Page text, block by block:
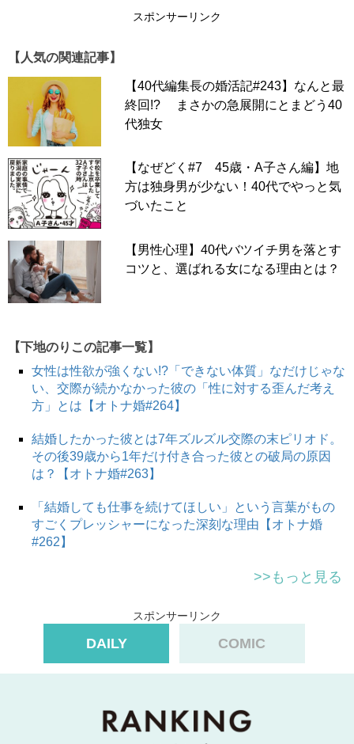
スポンサーリンク
【人気の関連記事】
【40代編集長の婚活記#243】なんと最
終回!? まさかの急展開にとまどう40
代独女
【なぜどく#7 45歳・A子さん編】地
方は独身男が少ない！40代でやっと気
づいたこと
【男性心理】40代バツイチ男を落とす
コツと、選ばれる女になる理由とは？
【下地のりこの記事一覧】
女性は性欲が強くない!?「できない体質」なだけじゃな
い、交際が続かなかった彼の「性に対する歪んだ考え
方」とは【オトナ婚#264】
結婚したかった彼とは7年ズルズル交際の末ピリオド。
その後39歳から1年だけ付き合った彼との破局の原因
は？【オトナ婚#263】
「結婚しても仕事を続けてほしい」という言葉がもの
すごくプレッシャーになった深刻な理由【オトナ婚
#262】
>>もっと見る
スポンサーリンク
DAILY COMIC